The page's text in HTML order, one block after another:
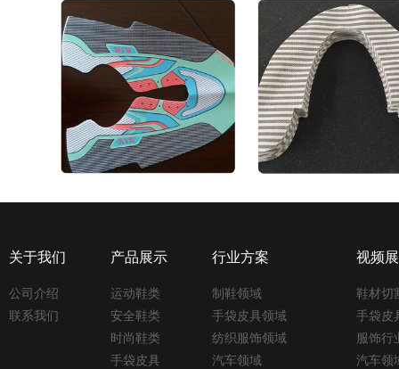
关于我们
公司介绍
联系我们
产品展示
运动鞋类
安全鞋类
时尚鞋类
手袋皮具
行业方案
制鞋领域
手袋皮具领域
纺织服饰领域
汽车领域
视频
鞋材切
手袋皮
服饰行
汽车领